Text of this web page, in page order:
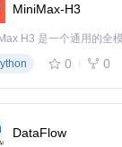
MiniMax-H3
0 0
DataFlow